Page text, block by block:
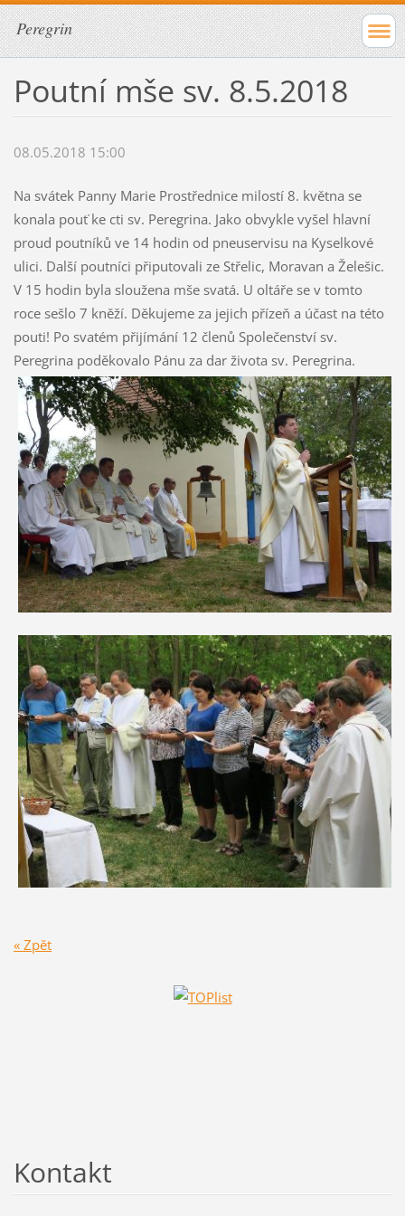
Peregrin
Poutní mše sv. 8.5.2018
08.05.2018 15:00
Na svátek Panny Marie Prostřednice milostí 8. května se
konala pouť ke cti sv. Peregrina. Jako obvykle vyšel hlavní
proud poutníků ve 14 hodin od pneuservisu na Kyselkové
ulici. Další poutníci připutovali ze Střelic, Moravan a Želešic.
V 15 hodin byla sloužena mše svatá. U oltáře se v tomto
roce sešlo 7 kněží. Děkujeme za jejich přízeň a účast na této
pouti! Po svatém přijímání 12 členů Společenství sv.
Peregrina poděkovalo Pánu za dar života sv. Peregrina.
« Zpět
Kontakt